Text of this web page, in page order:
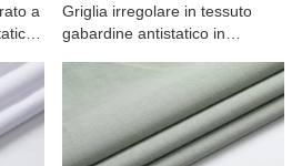
a
Griglia irregolare in tessuto
gabardine antistatico in